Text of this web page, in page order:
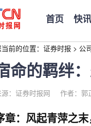
首页 快讯
前的位置： 证券时报 > 公
命的羁绊
源：证券时报网 作者：郭
章：风起青萍之